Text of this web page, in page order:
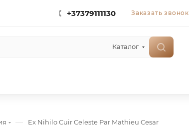
+37379111130 Заказать звонок
Каталог
— Ex Nihilo Cuir Celeste Par Mathieu Cesar